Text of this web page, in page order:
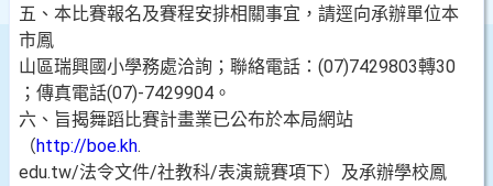
五、本比賽報名及賽程安排相關事宜，請逕向承辦單位本
市鳳
山區瑞興國小學務處洽詢；聯絡電話：(07)7429803轉30
；傳真電話(07)-7429904。
六、旨揭舞蹈比賽計畫業已公布於本局網站
（http://boe.kh.
edu.tw/法令文件/社教科/表演競賽項下）及承辦學校鳳